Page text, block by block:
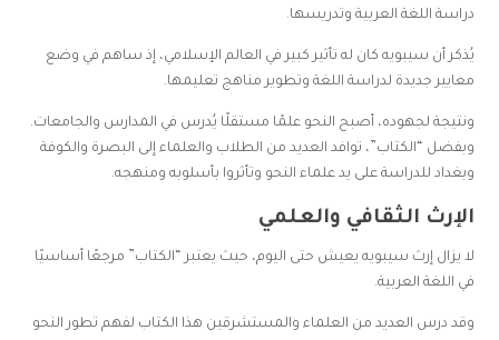
دراسة اللغة العربية وتدريسها.
يُذكر أن سيبويه كان له تأثير كبير في العالم الإسلامي، إذ ساهم في وضع
معايير جديدة لدراسة اللغة وتطوير مناهج تعليمها.
ونتيجة لجهوده، أصبح النحو علمًا مستقلًا يُدرس في المدارس والجامعات.
وبفضل “الكتاب”، توافد العديد من الطلاب والعلماء إلى البصرة والكوفة
وبغداد للدراسة على يد علماء النحو وتأثروا بأسلوبه ومنهجه.
الإرث الثقافي والعلمي
لا يزال إرث سيبويه يعيش حتى اليوم، حيث يعتبر “الكتاب” مرجعًا أساسيًا
في اللغة العربية.
وقد درس العديد من العلماء والمستشرقين هذا الكتاب لفهم تطور النحو